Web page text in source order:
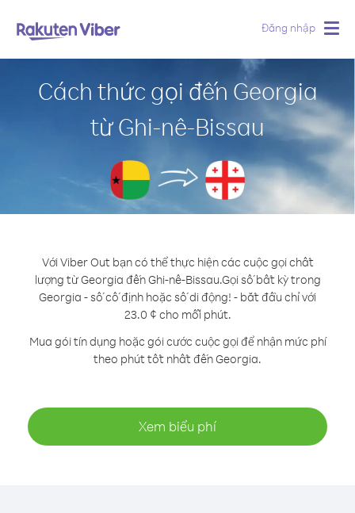
Đăng nhập
Cách thức gọi đến Georgia
từ Ghi-nê-Bissau
Với Viber Out bạn có thể thực hiện các cuộc gọi chất
lượng từ Georgia đến Ghi-nê-Bissau.Gọi số bất kỳ trong
Georgia - số cố định hoặc số di động! - bắt đầu chỉ với
23.0 ¢ cho mỗi phút.
Mua gói tín dụng hoặc gói cước cuộc gọi để nhận mức phí
theo phút tốt nhất đến Georgia.
Xem biểu phí